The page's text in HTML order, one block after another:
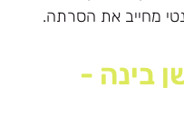
מחייב את הסרתה.
בינה -